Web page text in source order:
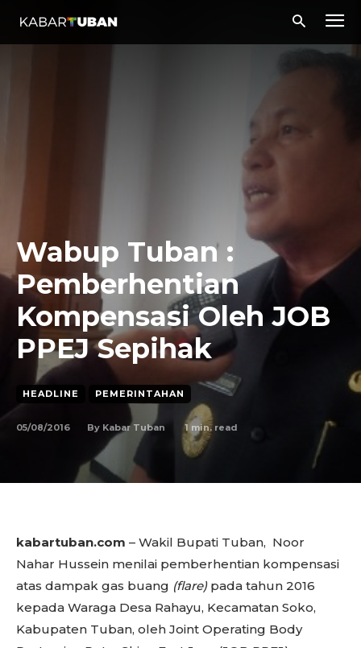
Wabup Tuban :
Pemberhentian
Kompensasi Oleh JOB
PPEJ Sepihak
HEADLINE PEMERINTAHAN
05/08/2016 By Kabar Tuban 1 min. read
kabartuban.com – Wakil Bupati Tuban, Noor
Nahar Hussein menilai pemberhentian kompensasi
atas dampak gas buang (flare) pada tahun 2016
kepada Waraga Desa Rahayu, Kecamatan Soko,
Kabupaten Tuban, oleh Joint Operating Body